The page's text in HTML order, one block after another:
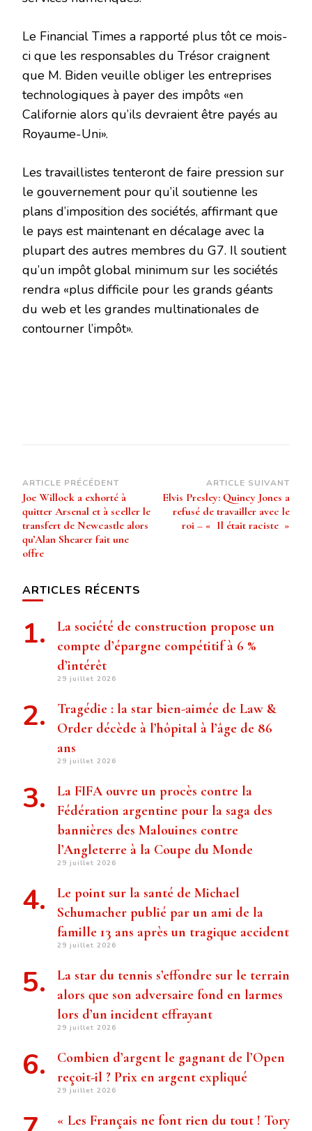
Le Financial Times a rapporté plus tôt ce mois-
ci que les responsables du Trésor craignent
que M. Biden veuille obliger les entreprises
technologiques à payer des impôts «en
Californie alors qu’ils devraient être payés au
Royaume-Uni».
Les travaillistes tenteront de faire pression sur
le gouvernement pour qu’il soutienne les
plans d’imposition des sociétés, affirmant que
le pays est maintenant en décalage avec la
plupart des autres membres du G7. Il soutient
qu’un impôt global minimum sur les sociétés
rendra «plus difficile pour les grands géants
du web et les grandes multinationales de
contourner l’impôt».
Navigation
d’article
ARTICLE PRÉCÉDENT
Joe Willock a exhorté à
quitter Arsenal et à sceller le
transfert de Newcastle alors
qu’Alan Shearer fait une
offre
ARTICLE SUIVANT
Elvis Presley: Quincy Jones a
refusé de travailler avec le
roi – « Il était raciste »
ARTICLES RÉCENTS
La société de construction propose un
compte d’épargne compétitif à 6 %
d’intérêt
29 juillet 2026
Tragédie : la star bien-aimée de Law &
Order décède à l’hôpital à l’âge de 86
ans
29 juillet 2026
La FIFA ouvre un procès contre la
Fédération argentine pour la saga des
bannières des Malouines contre
l’Angleterre à la Coupe du Monde
29 juillet 2026
Le point sur la santé de Michael
Schumacher publié par un ami de la
famille 13 ans après un tragique accident
29 juillet 2026
La star du tennis s’effondre sur le terrain
alors que son adversaire fond en larmes
lors d’un incident effrayant
29 juillet 2026
Combien d’argent le gagnant de l’Open
reçoit-il ? Prix ​​en argent expliqué
29 juillet 2026
« Les Français ne font rien du tout ! Tory